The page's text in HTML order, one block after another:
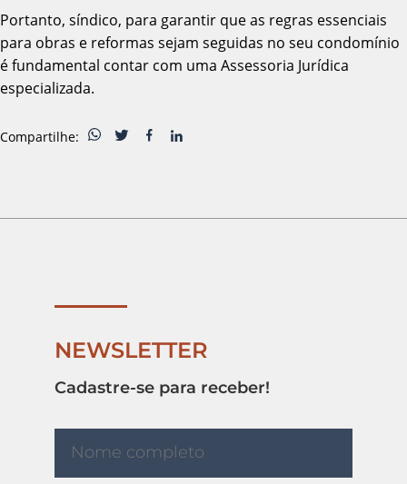
Portanto, síndico, para garantir que as regras essenciais
para obras e reformas sejam seguidas no seu condomínio
é fundamental contar com uma Assessoria Jurídica
especializada.
Compartilhe:
NEWSLETTER
Cadastre-se para receber!